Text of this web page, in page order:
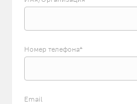
Номер телефона*
Email